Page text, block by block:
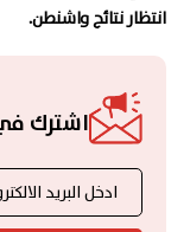
انتظار نتائج واشنطن.
اشترك